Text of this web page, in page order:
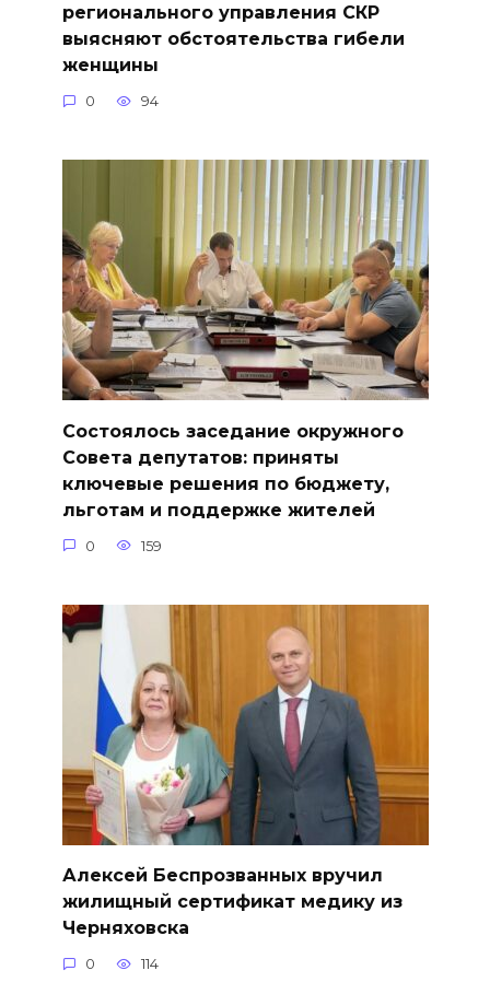
регионального управления СКР
выясняют обстоятельства гибели
женщины
0 94
Состоялось заседание окружного
Совета депутатов: приняты
ключевые решения по бюджету,
льготам и поддержке жителей
0 159
Алексей Беспрозванных вручил
жилищный сертификат медику из
Черняховска
0 114